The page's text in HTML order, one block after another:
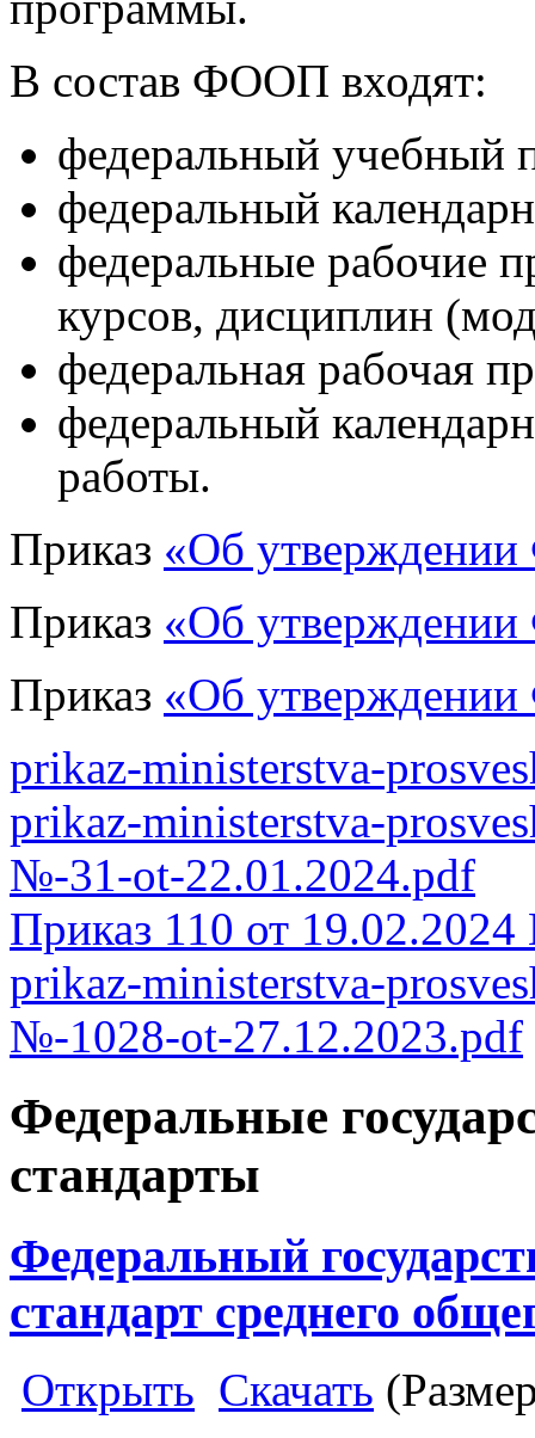
В состав ФООП входят:
федеральный учебный
федеральный
федеральные рабочие
курсов, дисциплин
федеральная рабочая
федеральный
работы.
Приказ «Об
Приказ «Об
Приказ «Об
prikaz-ministerstva-
prikaz-ministerstva-
№-31-ot-22.01.2024.pdf
Приказ 110 от
prikaz-ministerstva-
№-1028-ot-27.12.2023.pdf
Федеральные
стандарты
Федеральный
стандарт среднего
Открыть Скачать